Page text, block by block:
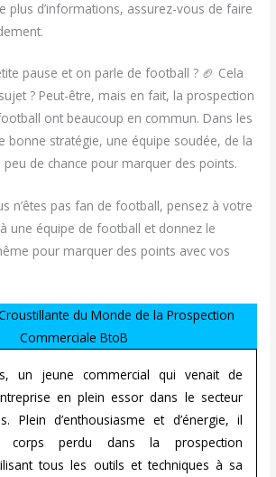
plus d’informations, assurez-vous de faire
pause et on parle de football ? 🏈 Cela
? Peut-être, mais en fait, la prospection
ont beaucoup en commun. Dans les
bonne stratégie, une équipe soudée, de la
peu de chance pour marquer des points.
n’êtes pas fan de football, pensez à votre
une équipe de football et donnez le
pour marquer des points avec vos
du Monde de la Prospection
Commerciale BtoB
un jeune commercial qui venait de
en plein essor dans le secteur
Plein d’enthousiasme et d’énergie, il
corps perdu dans la prospection
tous les outils et techniques à sa